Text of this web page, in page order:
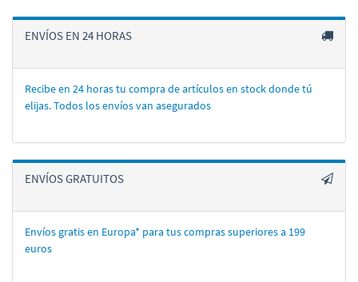
ENVÍOS EN 24 HORAS
Recibe en 24 horas tu compra de artí­culos en stock donde tú
elijas. Todos los enví­os van asegurados
ENVÍOS GRATUITOS
Envíos gratis en Europa* para tus compras superiores a 199
euros